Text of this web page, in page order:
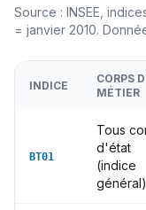
Source : INSEE,
= janvier 2010.
INDICE
CORPS
MÉTIER
BT01
Tous
d'état
(indice
général)